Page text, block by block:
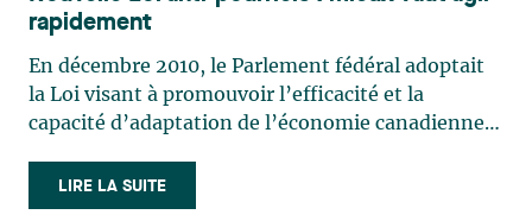
rapidement
En décembre 2010, le Parlement fédéral adoptait
la Loi visant à promouvoir l’efficacité et la
capacité d’adaptation de l’économie canadienne
découragent l’exercice des activités commerciales
par voie électronique1, mieux connue sous le nom
LIRE LA SUITE